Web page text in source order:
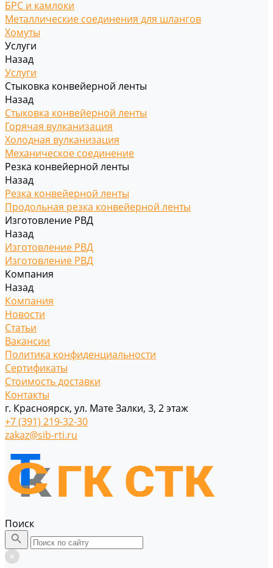
БРС и камлоки
Металлические соединения для шлангов
Хомуты
Услуги
Назад
Услуги
Стыковка конвейерной ленты
Назад
Стыковка конвейерной ленты
Горячая вулканизация
Холодная вулканизация
Механическое соединение
Резка конвейерной ленты
Назад
Резка конвейерной ленты
Продольная резка конвейерной ленты
Изготовление РВД
Назад
Изготовление РВД
Изготовление РВД
Компания
Назад
Компания
Новости
Статьи
Вакансии
Политика конфиденциальности
Сертификаты
Стоимость доставки
Контакты
г. Красноярск, ул. Мате Залки, 3, 2 этаж
+7 (391) 219-32-30
zakaz@sib-rti.ru
Поиск